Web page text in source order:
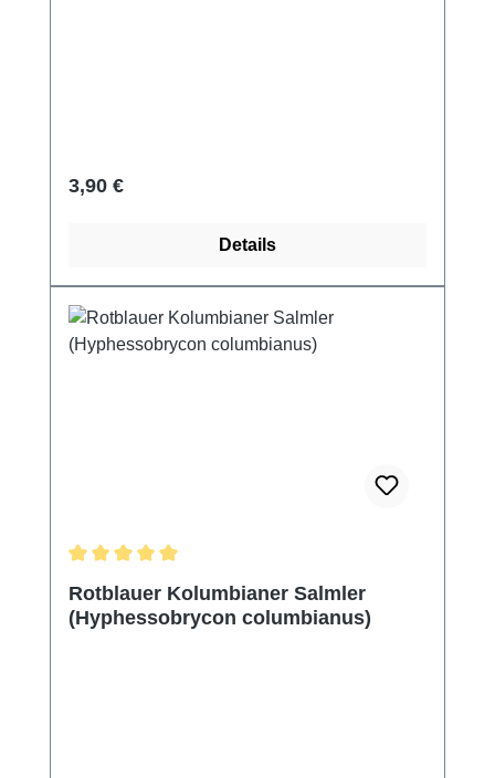
Regulärer Preis:
3,90 €
Details
Rotblauer Kolumbianer Salmler
(Hyphessobrycon columbianus)